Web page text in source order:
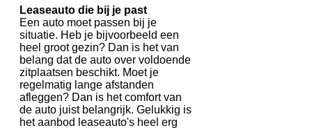
Leaseauto die bij je past
Een auto moet passen bij je
situatie. Heb je bijvoorbeeld een
heel groot gezin? Dan is het van
belang dat de auto over voldoende
zitplaatsen beschikt. Moet je
regelmatig lange afstanden
afleggen? Dan is het comfort van
de auto juist belangrijk. Gelukkig is
het aanbod leaseauto's heel erg